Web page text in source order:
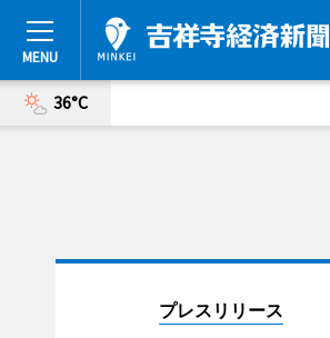
36°C
プレスリリース